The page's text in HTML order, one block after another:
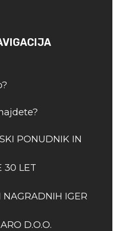
PONUDNIK IN
30 LET
IGER
D.O.O.